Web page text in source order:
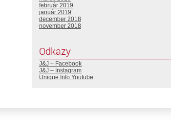
február 2019
január 2019
december 2018
november 2018
Odkazy
J&J – Facebook
J&J – Instagram
Unique Info Youtube